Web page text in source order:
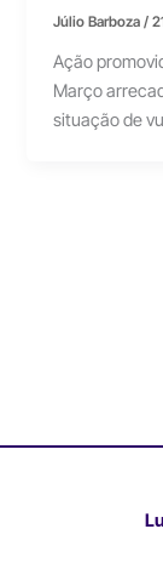
Júlio Barboza/
Ação
Março
situação de